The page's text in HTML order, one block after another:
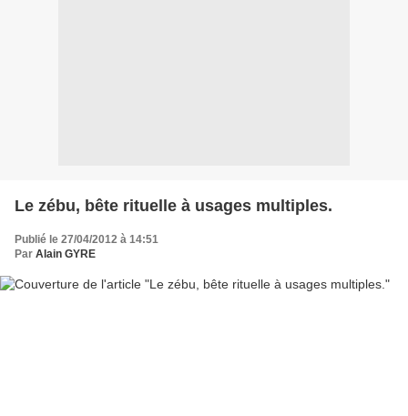
Le zébu, bête rituelle à usages multiples.
Publié le 27/04/2012 à 14:51
Par Alain GYRE